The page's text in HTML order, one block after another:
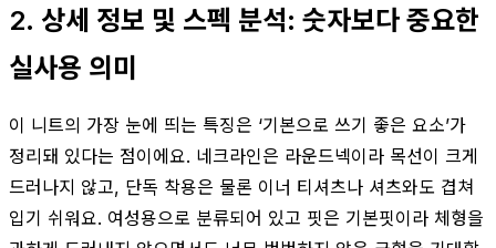
2. 상세 정보 및 스펙 분석: 숫자보다 중요한
실사용 의미
이 니트의 가장 눈에 띄는 특징은 ‘기본으로 쓰기 좋은 요소’가
정리돼 있다는 점이에요. 네크라인은 라운드넥이라 목선이 크게
드러나지 않고, 단독 착용은 물론 이너 티셔츠나 셔츠와도 겹쳐
입기 쉬워요. 여성용으로 분류되어 있고 핏은 기본핏이라 체형을